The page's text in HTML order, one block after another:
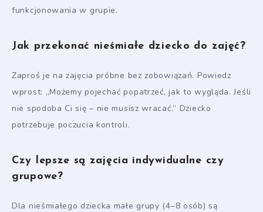
funkcjonowania w grupie.
Jak przekonać nieśmiałe dziecko do zajęć?
Zaproś je na zajęcia próbne bez zobowiązań. Powiedz
wprost: „Możemy pojechać popatrzeć, jak to wygląda. Jeśli
nie spodoba Ci się – nie musisz wracać.” Dziecko
potrzebuje poczucia kontroli.
Czy lepsze są zajęcia indywidualne czy
grupowe?
Dla nieśmiałego dziecka małe grupy (4–8 osób) są